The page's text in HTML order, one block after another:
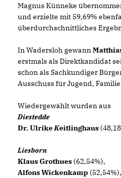
Magnus Künneke
und erzielte mit 59,69%
überdurchschnittliches
In Wadersloh gewann
erstmals als Direktkandidat
schon als Sachkundiger
Ausschuss für Jugend,
Wiedergewählt wurden aus
Diestedde
Dr. UlrikeKeitlinghaus
Liesborn
Klaus Grothues (62,54%),
Alfons Wickenkamp (52,54%),